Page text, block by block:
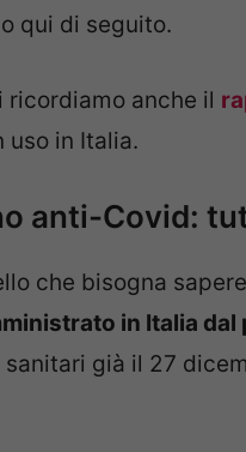
qui di seguito.
ricordiamo anche il
uso in Italia.
anti-Covid:
che bisogna sapere
in Italia
già il 27